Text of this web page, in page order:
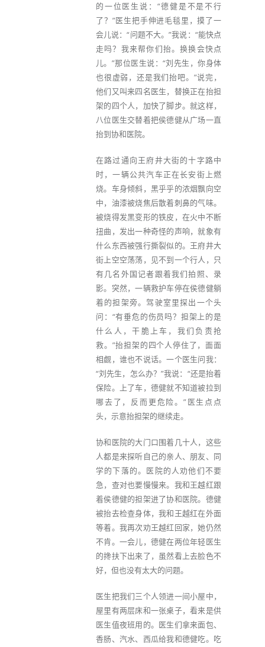
的一位医生说：“德健是不是不行
了？”医生把手伸进毛毯里，摸了一
会儿说：“问题不大。”我说：“能快点
走吗？我来帮你们抬。换换会快点
儿。”那位医生说：“刘先生，你身体
也很虚弱，还是我们抬吧。”说完，
他们又叫来四名医生，替换正在抬担
架的四个人，加快了脚步。就这样，
八位医生交替着把侯德健从广场一直
抬到协和医院。
在路过通向王府井大街的十字路中
时，一辆公共汽车正在长安街上燃
烧。车身倾斜，黑乎乎的浓烟飘向空
中，油漆被烧焦后散着刺鼻的气味。
被烧得发黑变形的铁皮，在火中不断
扭曲，发出一种奇怪的声响，就象有
什么东西被强行撕裂似的。王府井大
街上空空荡荡，见不到一个行人，只
有几名外国记者跟着我们拍照、录
影。突然，一辆救护车停在侯德健躺
着的担架旁。驾驶室里探出一个头
问：“有垂危的伤员吗？担架上的是
什么人，干脆上车，我们负责抢
救。”抬担架的四个人停住了，面面
相觑，谁也不说话。一个医生问我：
“刘先生，怎么办？”我说：“还是抬着
保险。上了车，德健就不知道被拉到
哪去了，反而更危险。”医生点点
头，示意抬担架的继续走。
协和医院的大门口围着几十人，这些
人都是来探听自己的亲人、朋友、同
学的下落的。医院的人劝他们不要
急，查对也要慢慢来。我和王越红跟
着侯德健的担架进了协和医院。德健
被抬去检查身体，我和王越红在外面
等着。我再次劝王越红回家，她仍然
不肯。一会儿，德健在两位年轻医生
的搀扶下出来了，虽然看上去脸色不
好，但也没有太大的问题。
医生把我们三个人领进一间小屋中，
屋里有两层床和一张桌子，看来是供
医生值夜班用的。医生们拿来面包、
香肠、汽水、西瓜给我和德健吃。吃